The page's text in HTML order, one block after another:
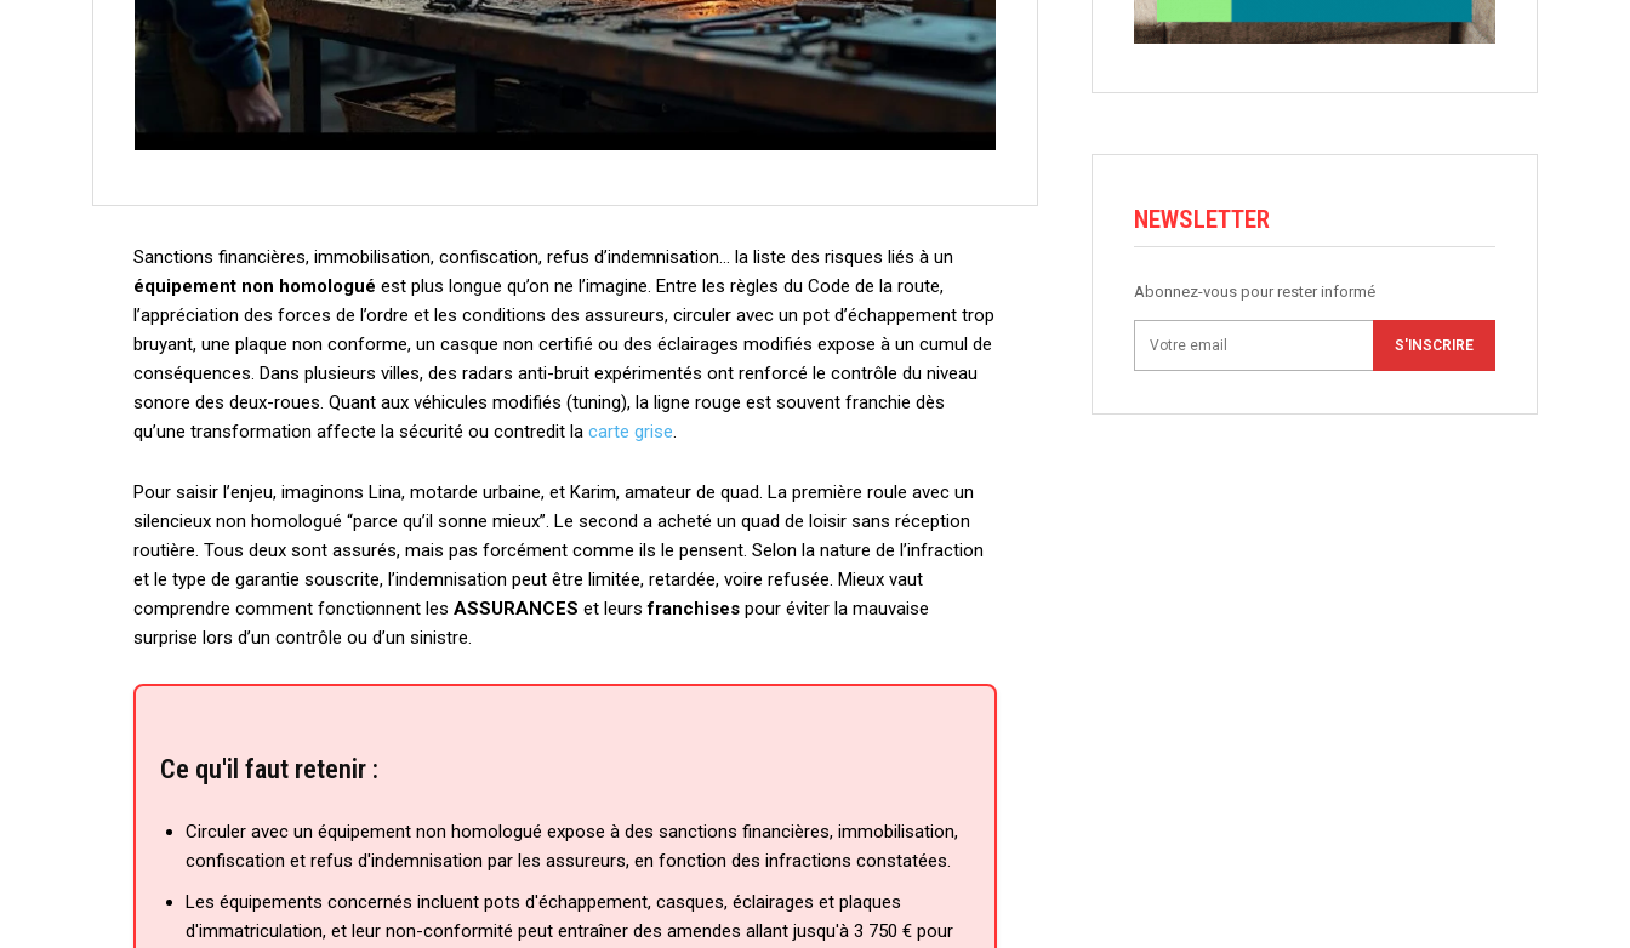
Sanctions financières, immobilisation, confiscation, refus d’indemnisation… la liste des risques liés à un
équipement non homologué est plus longue qu’on ne l’imagine. Entre les règles du Code de la route,
l’appréciation des forces de l’ordre et les conditions des assureurs, circuler avec un pot d’échappement trop
bruyant, une plaque non conforme, un casque non certifié ou des éclairages modifiés expose à un cumul de
conséquences. Dans plusieurs villes, des radars anti-bruit expérimentés ont renforcé le contrôle du niveau
sonore des deux-roues. Quant aux véhicules modifiés (tuning), la ligne rouge est souvent franchie dès
qu’une transformation affecte la sécurité ou contredit la carte grise.
Pour saisir l’enjeu, imaginons Lina, motarde urbaine, et Karim, amateur de quad. La première roule avec un
silencieux non homologué “parce qu’il sonne mieux”. Le second a acheté un quad de loisir sans réception
routière. Tous deux sont assurés, mais pas forcément comme ils le pensent. Selon la nature de l’infraction
et le type de garantie souscrite, l’indemnisation peut être limitée, retardée, voire refusée. Mieux vaut
comprendre comment fonctionnent les ASSURANCES et leursfranchises pour éviter la mauvaise
surprise lors d’un contrôle ou d’un sinistre.
Ce qu'il faut retenir :
Circuler avec un équipement non homologué expose à des sanctions financières, immobilisation,
confiscation et refus d'indemnisation par les assureurs, en fonction des infractions constatées.
Les équipements concernés incluent pots d'échappement, casques, éclairages et plaques
d'immatriculation, et leur non-conformité peut entraîner des amendes allant jusqu'à 3 750 € pour
NEWSLETTER
Abonnez-vous pour rester informé
S'INSCRIRE